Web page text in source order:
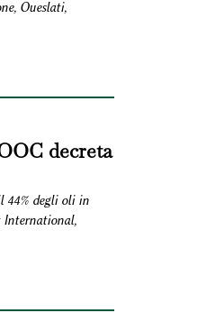
Oueslati,
decreta
44% degli oli in
International,